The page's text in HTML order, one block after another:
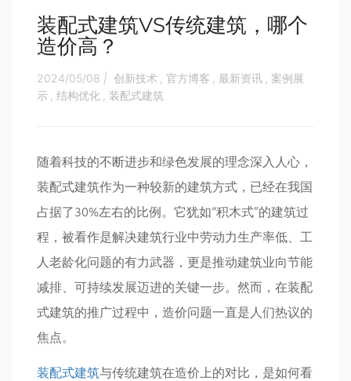
装配式建筑VS传统建筑，哪个
造价高？
2024/05/08 | 创新技术 官方博客 最新资讯
案例展
示
结构优化 装配式建筑
随着科技的不断进步和绿色发展的理念深入人心，
装配式建筑作为一种较新的建筑方式，已经在我国
占据了30%左右的比例。它犹如“积木式”的建筑过
程，被看作是解决建筑行业中劳动力生产率低、工
人老龄化问题的有力武器，更是推动建筑业向节能
减排、可持续发展迈进的关键一步。然而，在装配
式建筑的推广过程中，造价问题一直是人们热议的
焦点。
装配式建筑与传统建筑在造价上的对比，是如何看